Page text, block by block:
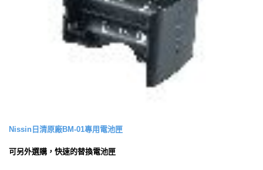
Nissin日清原廠BM-01專用電池匣
可另外選購，快速的替換電池匣